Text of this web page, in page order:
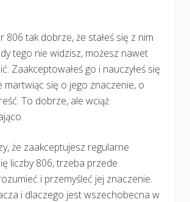
806 tak dobrze, że stałeś się z nim
tego nie widzisz, możesz nawet
Zaakceptowałeś go i nauczyłeś się
martwiąc się o jego znaczenie, o
To dobrze, ale wciąż
że zaakceptujesz regularne
liczby 806, trzeba przede
i przemyśleć jej znaczenie.
i dlaczego jest wszechobecna w